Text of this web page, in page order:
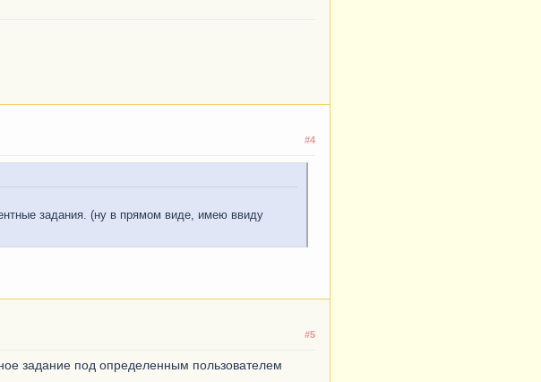
#4
задания. (ну в прямом виде, имею ввиду
#5
задание под определенным пользователем